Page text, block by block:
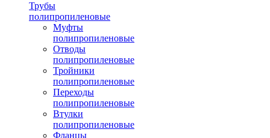
Трубы
полипропиленовые
Муфты
полипропиленовые
Отводы
полипропиленовые
Тройники
полипропиленовые
Переходы
полипропиленовые
Втулки
полипропиленовые
Фланцы